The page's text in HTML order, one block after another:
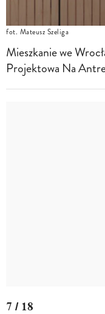
fot. Mateusz Szeliga
Mieszkanie we
Projektowa Na
7 / 18